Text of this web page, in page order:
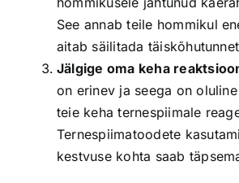
See annab teile hommikul
aitab säilitada
Jälgige oma keha
on erinev ja seega on
teie keha ternespiimale
Ternespiimatoodete
kestvuse kohta saab